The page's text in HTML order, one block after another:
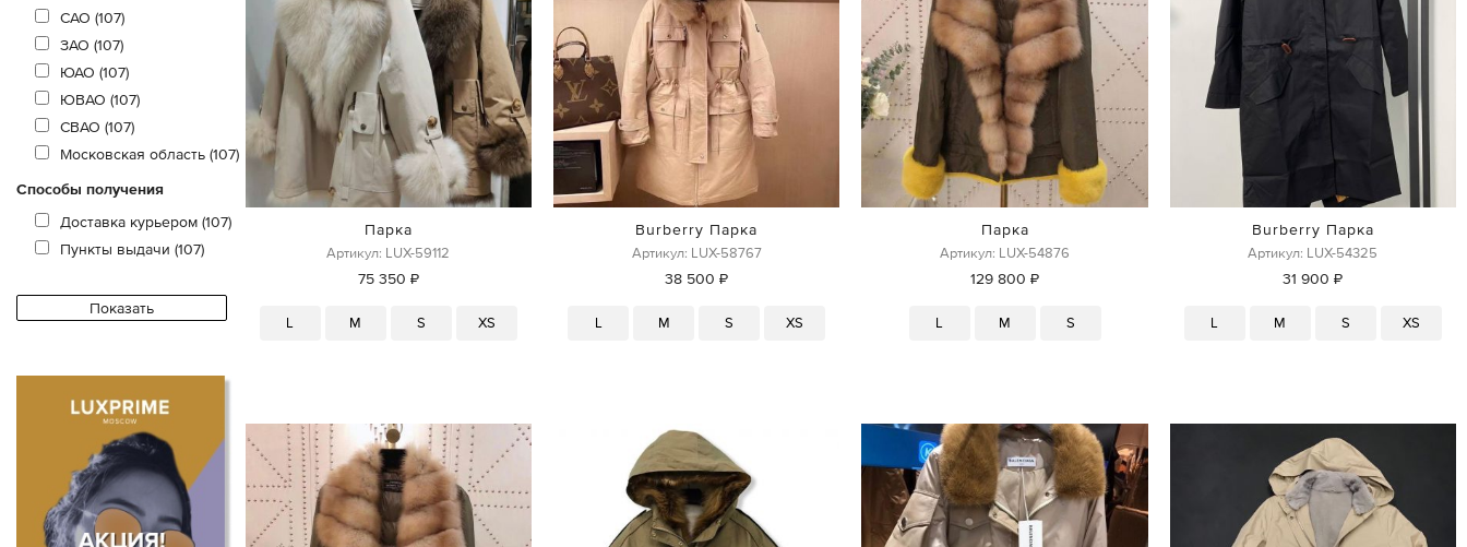
САО (107)
ЗАО (107)
ЮАО (107)
ЮВАО (107)
СВАО (107)
Московская область (107)
Способы получения
Доставка курьером (107)
Пункты выдачи (107)
Парка
Артикул: LUX-59112
75 350 ₽
L M S XS
Burberry Парка
Артикул: LUX-58767
38 500 ₽
L M S XS
Парка
Артикул: LUX-54876
129 800 ₽
L M S
Burberry Парка
Артикул: LUX-54325
31 900 ₽
L M S XS